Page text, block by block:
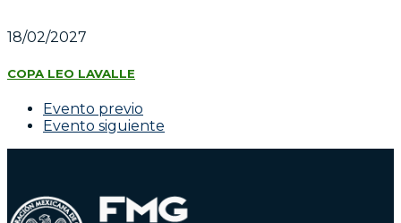
18/02/2027
COPA LEO LAVALLE
Evento previo
Evento siguiente